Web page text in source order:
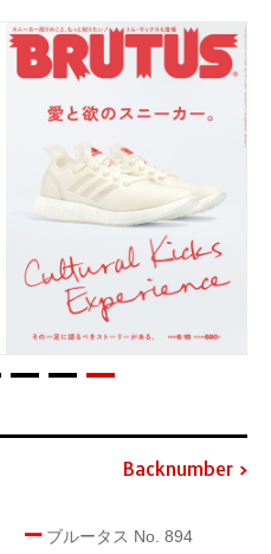
Backnumber
ブルータス No. 894